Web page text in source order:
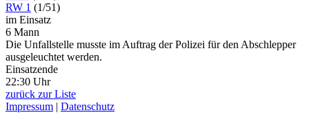
RW 1 (1/51)
im Einsatz
6 Mann
Die Unfallstelle musste im Auftrag der Polizei für den Abschlepper
ausgeleuchtet werden.
Einsatzende
22:30 Uhr
zurück zur Liste
Impressum | Datenschutz